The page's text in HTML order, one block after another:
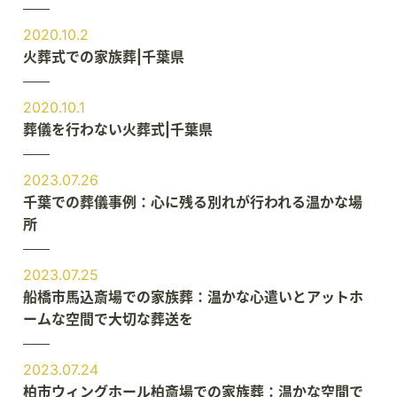
2020.10.2
火葬式での家族葬|千葉県
2020.10.1
葬儀を行わない火葬式|千葉県
2023.07.26
千葉での葬儀事例：心に残る別れが行われる温かな場
所
2023.07.25
船橋市馬込斎場での家族葬：温かな心遣いとアットホ
ームな空間で大切な葬送を
2023.07.24
柏市ウィングホール柏斎場での家族葬：温かな空間で